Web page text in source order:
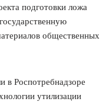
подготовки ложа
общественных
в Роспотребнадзоре
утилизации